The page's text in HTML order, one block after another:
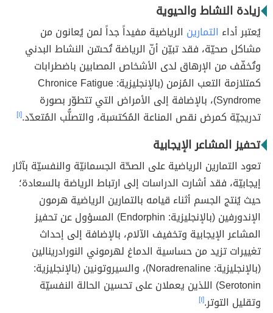
زيادة النشاط والحيوية
يُعتبر أداء التمارين الرياضية مفيداً جداً لمن يُعانون من
مشاكل صحيّة، فقد تبيّن أنّ الرياضة تُحسّن النشاط البدني
وتُخفّف من الإرهاق لدى الأشخاص المصابين باضطرابات
كمتلازمة التعب المُزمن (بالإنجليزية: Chronice Fatigue
Syndrome)، بالإضافة إلى الأمراض التي تتطوّر بصورة
تدريجيّة كمرض نقص المناعة المُكتسَبة، والتصلُّب المُتعدّد.[١]
تحفيز المشاعر الإيجابية
تعود التمارين الرياضية على الصحّة الجسمانيّة والنفسيّة بآثار
إيجابيّة، فقد أشارت الدراسات إلى ارتباط الرياضة بالسعادة؛
حيث يُنتج الجسم أثناء قيامه بالتمارين الرياضية هرمون
الإندورفين (بالإنجليزية: Endorphin) المسؤول عن تحفيز
المشاعر الإيجابية وتخفيف الآلام، بالإضافة إلى إحداث
تغييرات تزيد من حساسية الدماغ لهرموني النورادرينالين
(بالإنجليزية: Noradrenaline)، والسيروتونين (بالإنجليزية:
Serotonin) اللذين يعملان على تحسين الحالة النفسيّة
وتقليل التوتر.[١]